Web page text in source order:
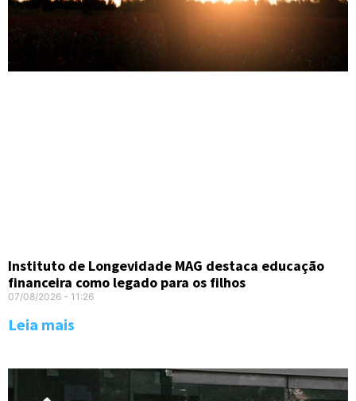
Instituto de Longevidade MAG destaca educação
financeira como legado para os filhos
07/08/2026 11:26
Leia mais